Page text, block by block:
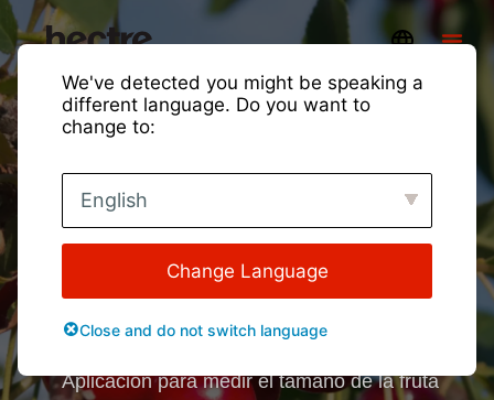
Comienza el programa
piloto de clasificación de
tamaño de fruta de
Spectre for Cherries en
EE. UU.
Aplicación para medir el tamaño de la fruta
We've detected you might be speaking a
different language. Do you want to
change to:
English
Change Language
Close and do not switch language